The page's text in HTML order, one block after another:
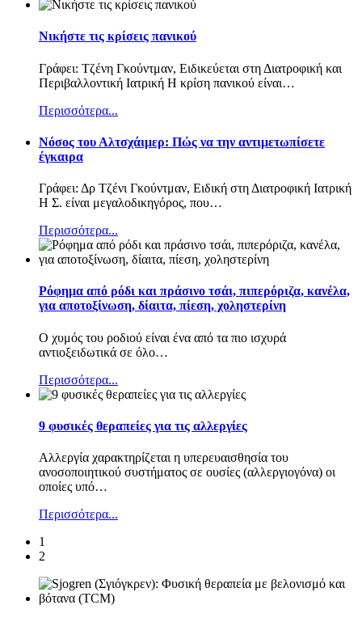
Νικήστε τις κρίσεις πανικού
Γράφει: Τζένη Γκούντμαν, Ειδικεύεται στη Διατροφική και
Περιβαλλοντική Ιατρική Η κρίση πανικού είναι…
Περισσότερα...
Nόσος του Αλτσχάιμερ: Πώς να την αντιμετωπίσετε
έγκαιρα
Γράφει: Δρ Τζένι Γκούντμαν, Ειδική στη Διατροφική Ιατρική
Η Σ. είναι μεγαλοδικηγόρος, που…
Περισσότερα...
Ρόφημα από ρόδι και πράσινο τσάι, πιπερόριζα, κανέλα,
για αποτοξίνωση, δίαιτα, πίεση, χοληστερίνη
Ο χυμός του ροδιού είναι ένα από τα πιο ισχυρά
αντιοξειδωτικά σε όλο…
Περισσότερα...
9 φυσικές θεραπείες για τις αλλεργίες
Αλλεργία χαρακτηρίζεται η υπερευαισθησία του
ανοσοποιητικού συστήματος σε ουσίες (αλλεργιογόνα) οι
οποίες υπό…
Περισσότερα...
1
2